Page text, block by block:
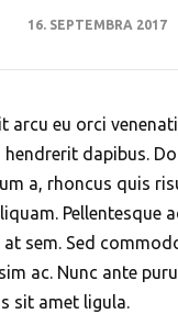
16. SEPTEMBRA 2017
arcu eu orci
dapibus.
a, rhoncus quis
Pellentesque
sem. Sed
ac. Nunc ante
sit amet ligula.